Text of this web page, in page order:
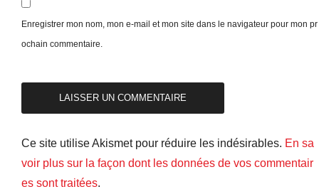
Enregistrer mon nom, mon e-mail et mon site dans le navigateur pour mon pr
ochain commentaire.
Ce site utilise Akismet pour réduire les indésirables. En sa
voir plus sur la façon dont les données de vos commentair
es sont traitées.